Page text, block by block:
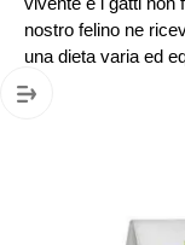
nostro felino ne
una dieta varia ed